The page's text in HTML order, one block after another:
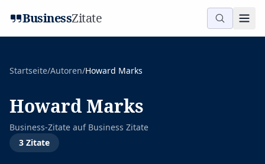
BusinessZitate
Startseite/Autoren/Howard Marks
Howard Marks
Business-Zitate auf Business Zitate
3 Zitate